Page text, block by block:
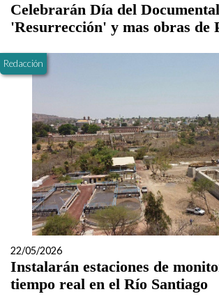
Celebrarán Día del
'Resurrección' y mas obras de
Redacción
22/05/2026
Instalarán estaciones de
tiempo real en el Río Santiago